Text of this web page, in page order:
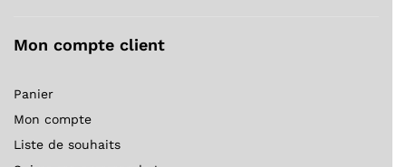
Mon compte client
Panier
Mon compte
Liste de souhaits